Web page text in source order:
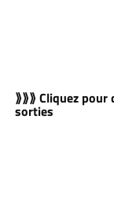
⟫⟫⟫ Cliquez pour
sorties